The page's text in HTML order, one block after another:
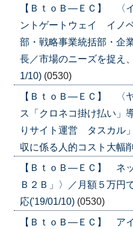
【ＢｔｏＢ—ＥＣ】 〈
ントゲートウェイ イノ
部・戦略事業統括部・企
長／市場のニーズを捉え
1/10) (0530)
【ＢｔｏＢ—ＥＣ】 〈
ス「クロネコ掛け払い
りサイト運営 タスカル
収に係る人的コスト大幅
【ＢｔｏＢ—ＥＣ】 ネ
Ｂ２Ｂ」〉／月額５万円
応('19/01/10) (0530)
【ＢｔｏＢ—ＥＣ】 ア